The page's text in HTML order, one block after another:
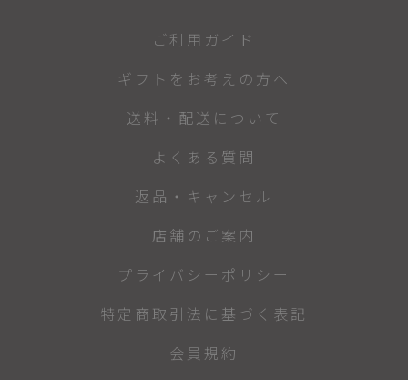
ご利用ガイド
ギフトをお考えの方へ
送料・配送について
よくある質問
返品・キャンセル
店舗のご案内
プライバシーポリシー
特定商取引法に基づく表記
会員規約